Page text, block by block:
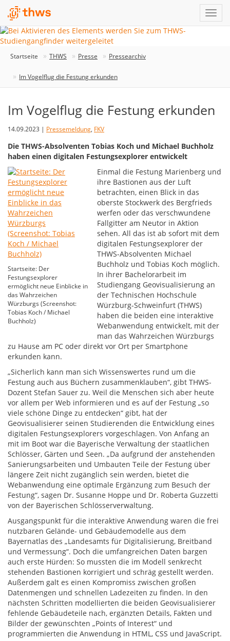
Startseite THWS Presse Pressearchiv
Im Vogelflug die Festung erkunden
Im Vogelflug die Festung erkunden
14.09.2023 | Pressemeldung, FKV
Die THWS-Absolventen Tobias Koch und Michael Buchholz
haben einen digitalen Festungsexplorer entwickelt
Startseite: Der
Festungsexplorer
ermöglicht neue Einblicke in
das Wahrzeichen
Würzburgs (Screenshot:
Tobias Koch / Michael
Buchholz)
Einmal die Festung Marienberg und
ihre Bastionen aus der Luft
betrachten, einen Blick in das
oberste Stockwerk des Bergfrieds
werfen oder das verschwundene
Fallgitter am Neutor in Aktion
sehen. All das ist ab sofort mit dem
digitalen Festungsexplorer der
THWS-Absolventen Michael
Buchholz und Tobias Koch möglich.
In ihrer Bachelorarbeit im
Studiengang Geovisualisierung an
der Technischen Hochschule
Würzburg-Schweinfurt (THWS)
haben die beiden eine interaktive
Webanwendung entwickelt, mit der
man das Wahrzeichen Würzburgs
zu Hause am PC oder direkt vor Ort per Smartphone
erkunden kann.
„Sicherlich kann man sich Wissenswertes rund um die
Festung auch aus Büchern zusammenklauben“, gibt THWS-
Dozent Stefan Sauer zu. Weil die Menschen sich aber heute
vor allem per Web informieren und es auf der Festung „so
viele schöne Dinge zu entdecken“ gibt, hat der
Geovisualisierer seinen Studierenden die Entwicklung eines
digitalen Festungsexplorers vorgeschlagen. Von Anfang an
mit im Boot war die Bayerische Verwaltung der staatlichen
Schlösser, Gärten und Seen. „Da aufgrund der anstehenden
Sanierungsarbeiten und Umbauten Teile der Festung über
längere Zeit nicht zugänglich sein werden, bietet die
Webanwendung eine optimale Ergänzung zum Besuch der
Festung“, sagen Dr. Susanne Hoppe und Dr. Roberta Guzzetti
von der Bayerischen Schlösserverwaltung.
Ausgangspunkt für die interaktive Anwendung waren die frei
nutzbaren Gelände- und Gebäudemodelle aus dem
Bayernatlas des „Landesamts für Digitalisierung, Breitband
und Vermessung“. Doch die umfangreichen Daten bargen
auch erste Hürden: So mussten die im Modell senkrecht
stehenden Bastionen korrigiert und schräg gestellt werden.
Außerdem galt es einen Kompromiss zwischen großen
Datenmengen und schnellen Ladezeiten zu finden. In den
nächsten Schritten modellierten die beiden Geovisualisierer
fehlende Gebäudeteile nach, ergänzten Details, Fakten und
Bilder der gewünschten „Points of Interest“ und
programmierten die Anwendung in HTML, CSS und JavaScript.